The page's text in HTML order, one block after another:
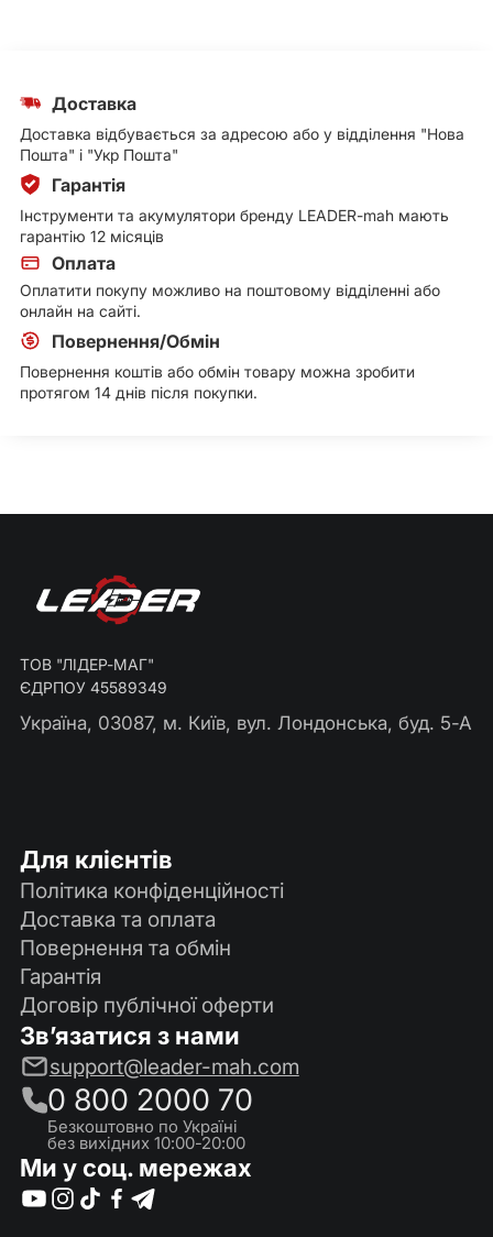
Доставка
Доставка відбувається за адресою або у відділення "Нова
Пошта" і "Укр Пошта"
Гарантія
Інструменти та акумулятори бренду LEADER-mah мають
гарантію 12 місяців
Оплата
Оплатити покупу можливо на поштовому відділенні або
онлайн на сайті.
Повернення/Обмін
Повернення коштів або обмін товару можна зробити
протягом 14 днів після покупки.
ТОВ "ЛІДЕР-МАГ"
ЄДРПОУ 45589349
Україна, 03087, м. Київ, вул. Лондонська, буд. 5-А
Для клієнтів
Політика конфіденційності
Доставка та оплата
Повернення та обмін
Гарантія
Договір публічної оферти
Зв’язатися з нами
support@leader-mah.com
0 800 2000 70
Безкоштовно по Україні
без вихідних 10:00-20:00
Ми у соц. мережах